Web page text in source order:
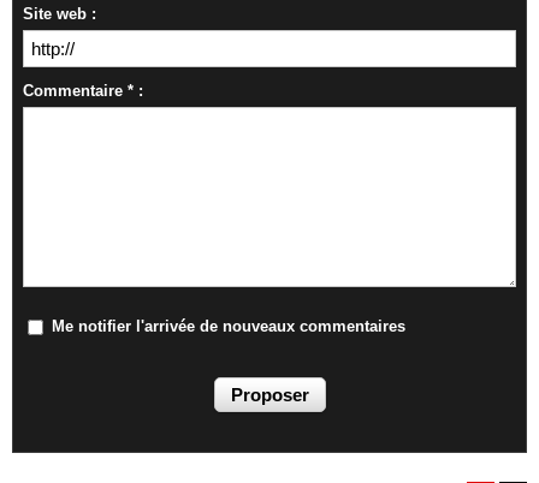
Site web :
Commentaire * :
Me notifier l'arrivée de nouveaux commentaires